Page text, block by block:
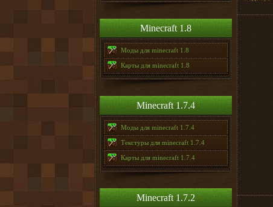
Minecraft 1.8
Моды для minecraft 1.8
Карты для minecraft 1.8
Minecraft 1.7.4
Моды для minecraft 1.7.4
Текстуры для minecraft 1.7.4
Карты для minecraft 1.7.4
Minecraft 1.7.2